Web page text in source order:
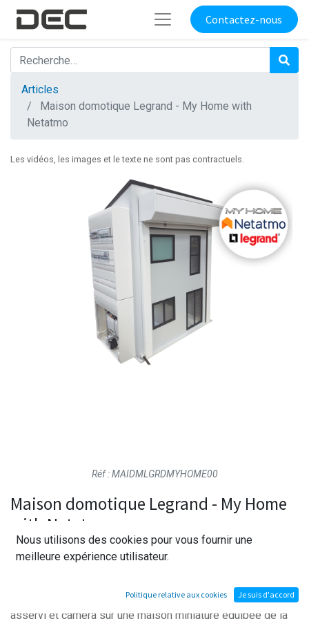
Contactez-nous
Articles
Maison domotique Legrand - My Home with
Netatmo
Les vidéos, les images et le texte ne sont pas contractuels.
Réf : MAIDMLGRDMYHOME00
Maison domotique Legrand - My Home
with Netatmo
Conçue pour l'apprentissage de la domotique résidentielle
réunit volet roulant, éclairages variables et fixes, chauffage
asservi et caméra sur une maison miniature équipée de la
Nous utilisons des cookies pour vous fournir une
meilleure expérience utilisateur.
Politique relative aux cookies Je suis d'accord